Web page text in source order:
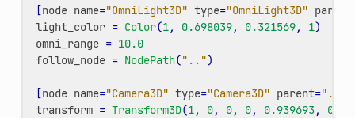
[node name="OmniLight3D" type="OmniLight3D" parent
light_color = Color(1, 0.698039, 0.321569, 1)
omni_range = 10.0
follow_node = NodePath("..")
[node name="Camera3D" type="Camera3D" parent="."
transform = Transform3D(1, 0, 0, 0, 0.939693,